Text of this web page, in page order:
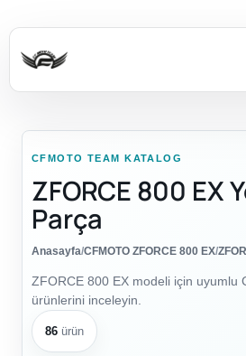
CFMOTO TEAM KATALOG
ZFORCE 800 EX
Parça
Anasayfa/CFMOTO ZFORCE 800 EX/
ZFORCE 800 EX modeli için uyumlu
ürünlerini inceleyin.
86 ürün